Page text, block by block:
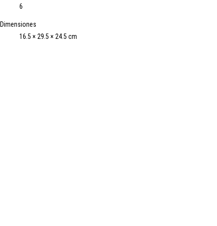
6
Dimensiones
16.5 × 29.5 × 24.5 cm